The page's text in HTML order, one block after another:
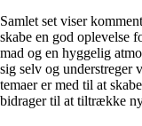
Samlet set viser
skabe en god oplevelse
mad og en hyggelig
sig selv og understreger
temaer er med til at
bidrager til at tiltrække